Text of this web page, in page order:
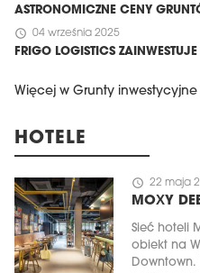
ASTRONOMICZNE CENY
schedule 04 września 2025
FRIGO LOGISTICS
Więcej w Grunty inwestycyjne
HOTELE
schedule 22 maja
MOXY
Sieć hoteli
obiekt na
Downtown.